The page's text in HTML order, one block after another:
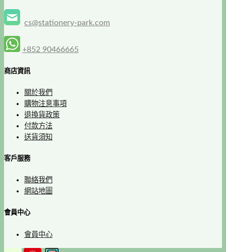
cs@stationery-park.com
+852 90466665
商店資訊
關於我們
購物注意事項
退換貨政策
付款方法
送貨須知
客戶服務
聯絡我們
網站地圖
會員中心
會員中心